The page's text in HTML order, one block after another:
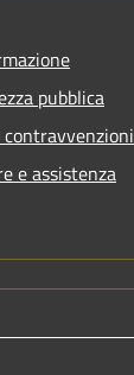
pubblica
e assistenza